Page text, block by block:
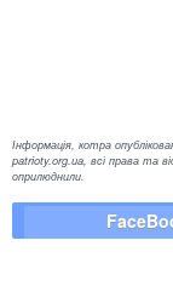
Інформація, котра
patrioty.org.ua, всі права та
оприлюднили.